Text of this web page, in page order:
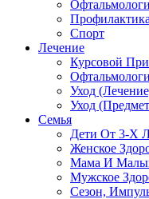
Профилактика
Спорт
Лечение
Курсовой
Уход
Уход
Семья
Дети От 3-Х
Женское
Мама И
Мужское
Сезон,